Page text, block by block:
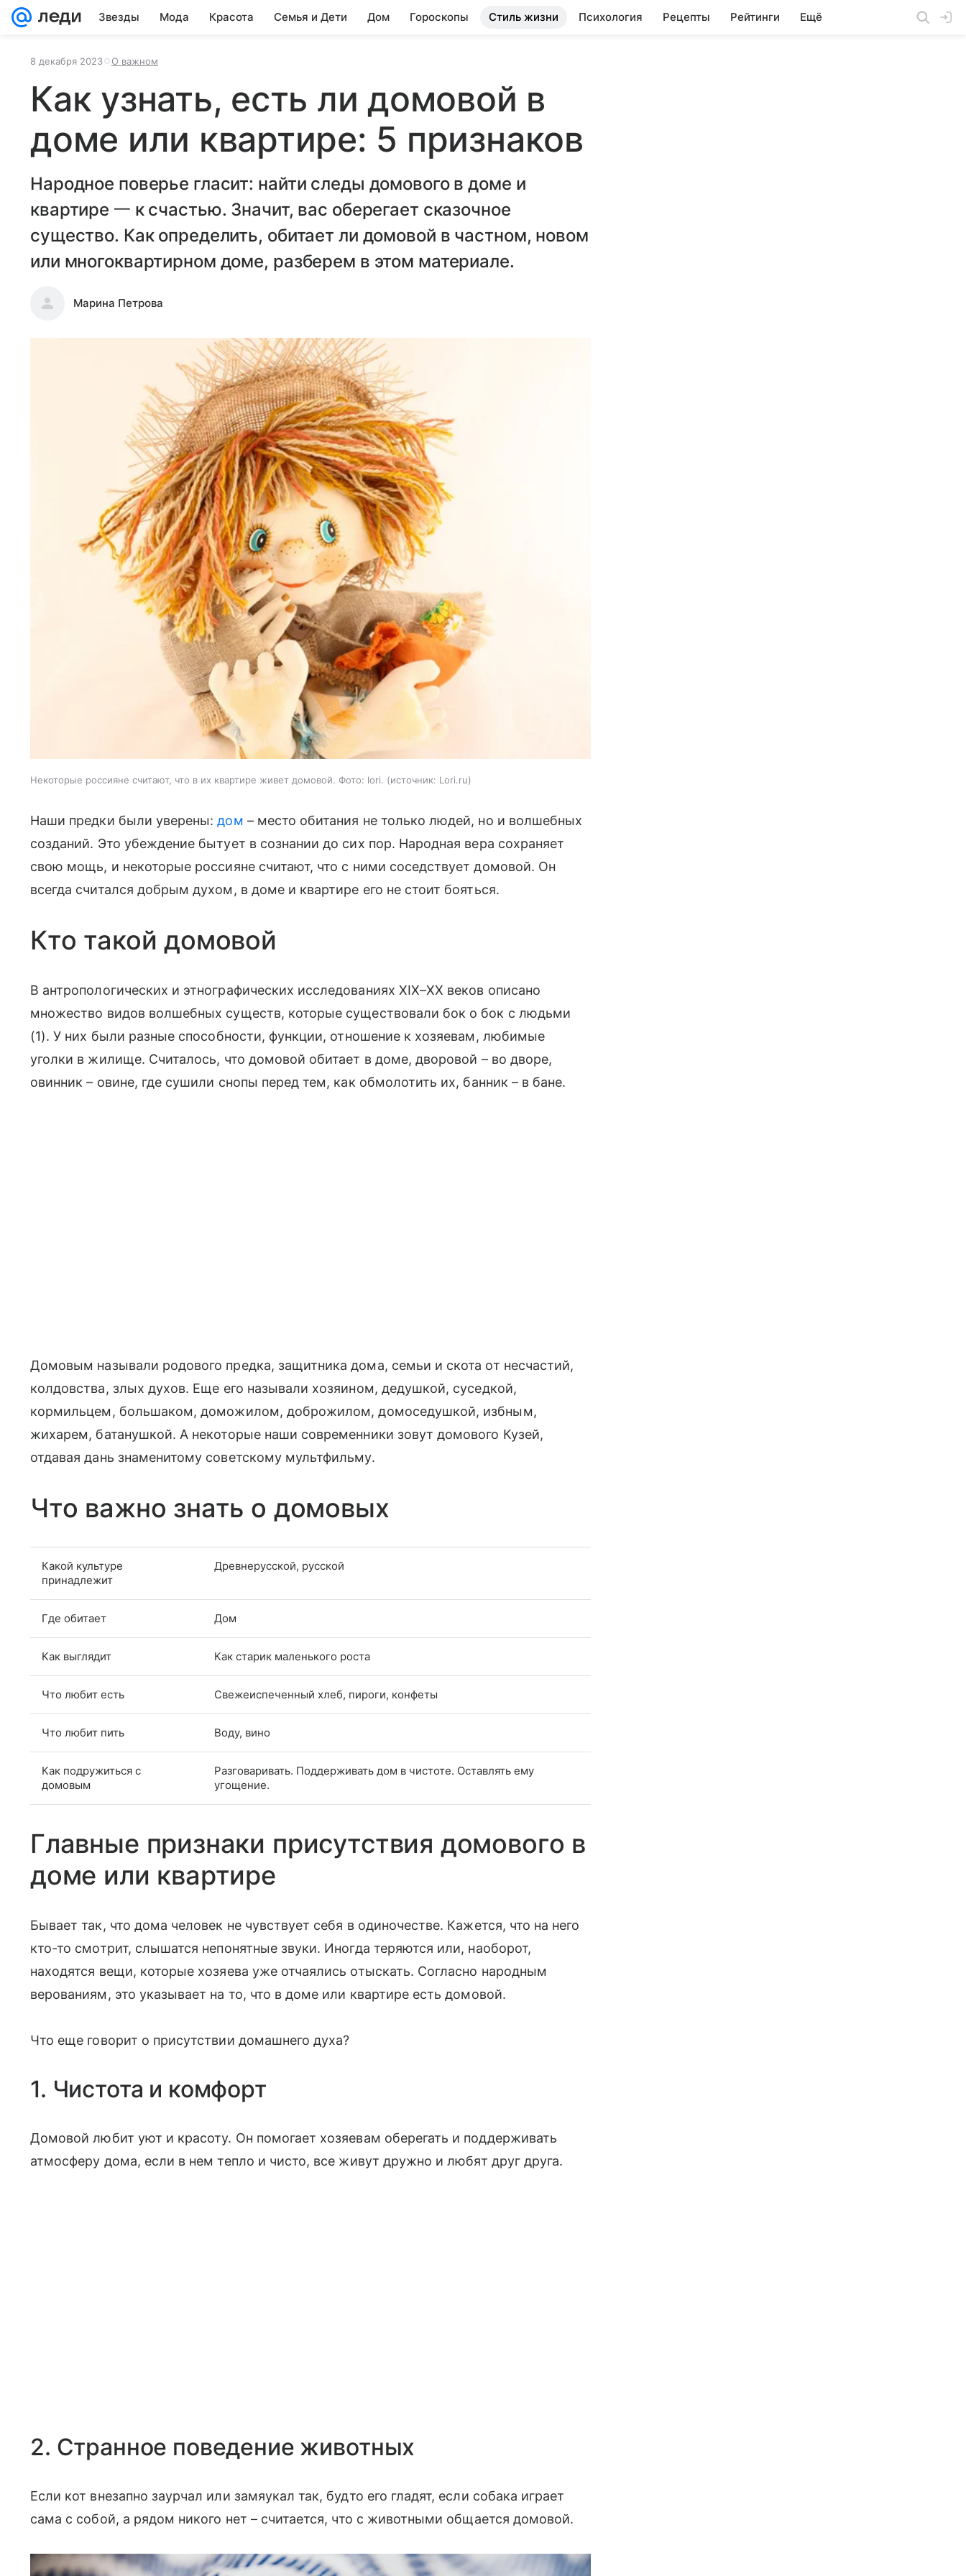
Звезды Мода Красота Семья и Дети Дом Гороскопы Стиль жизни Психология Рецепты Рейтинги Ещё
8 декабря 2023 О важном
Как узнать, есть ли домовой в
доме или квартире: 5 признаков
Народное поверье гласит: найти следы домового в доме и
квартире 一 к счастью. Значит, вас оберегает сказочное
существо. Как определить, обитает ли домовой в частном, новом
или многоквартирном доме, разберем в этом материале.
Марина Петрова
Некоторые россияне считают, что в их квартире живет домовой. Фото: lori. источник: Lori.ru
Наши предки были уверены:дом – место обитания не только людей, но и волшебных
созданий. Это убеждение бытует в сознании до сих пор. Народная вера сохраняет
свою мощь, и некоторые россияне считают, что с ними соседствует домовой. Он
всегда считался добрым духом, в доме и квартире его не стоит бояться.
Кто такой домовой
В антропологических и этнографических исследованиях XIX–XX веков описано
множество видов волшебных существ, которые существовали бок о бок с людьми
(1). У них были разные способности, функции, отношение к хозяевам, любимые
уголки в жилище. Считалось, что домовой обитает в доме, дворовой – во дворе,
овинник – овине, где сушили снопы перед тем, как обмолотить их, банник – в бане.
Домовым называли родового предка, защитника дома, семьи и скота от несчастий,
колдовства, злых духов. Еще его называли хозяином, дедушкой, суседкой,
кормильцем, большаком, доможилом, доброжилом, домоседушкой, избным,
жихарем, батанушкой. А некоторые наши современники зовут домового Кузей,
отдавая дань знаменитому советскому мультфильму.
Что важно знать о домовых
Какой культуре
принадлежит
Древнерусской, русской
Где обитает Дом
Как выглядит Как старик маленького роста
Что любит есть Свежеиспеченный хлеб, пироги, конфеты
Что любит пить Воду, вино
Как подружиться с
домовым
Разговаривать. Поддерживать дом в чистоте. Оставлять ему
угощение.
Главные признаки присутствия домового в
доме или квартире
Бывает так, что дома человек не чувствует себя в одиночестве. Кажется, что на него
кто-то смотрит, слышатся непонятные звуки. Иногда теряются или, наоборот,
находятся вещи, которые хозяева уже отчаялись отыскать. Согласно народным
верованиям, это указывает на то, что в доме или квартире есть домовой.
Что еще говорит о присутствии домашнего духа?
1. Чистота и комфорт
Домовой любит уют и красоту. Он помогает хозяевам оберегать и поддерживать
атмосферу дома, если в нем тепло и чисто, все живут дружно и любят друг друга.
2. Странное поведение животных
Если кот внезапно заурчал или замяукал так, будто его гладят, если собака играет
сама с собой, а рядом никого нет – считается, что с животными общается домовой.